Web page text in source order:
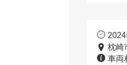
枕崎
車両